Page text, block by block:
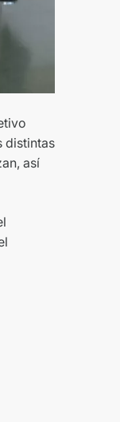
distintas
así